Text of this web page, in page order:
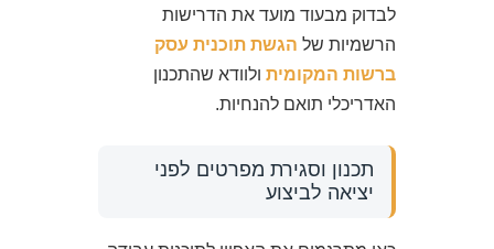
לבדוק מבעוד מועד את הדרישות
הרשמיות של הגשת תוכנית עסק
ברשות המקומית ולוודא שהתכנון
האדריכלי תואם להנחיות.
תכנון וסגירת מפרטים לפני
יציאה לביצוע